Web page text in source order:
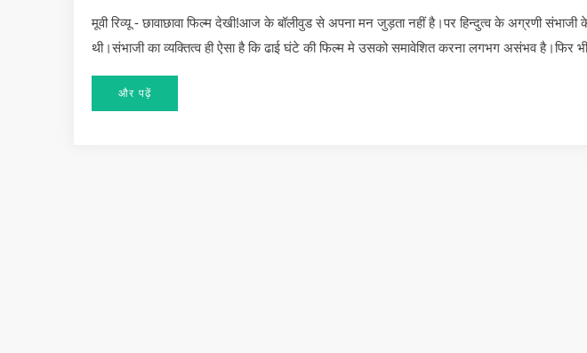
मूवी रिव्यू - छावाछावा फिल्म देखी!आज के बॉलीवुड से अपना मन जुड़ता नहीं है।पर हिन्दुत्व के अग्रणी संभाजी
थी।संभाजी का व्यक्तित्व ही ऐसा है कि ढाई घंटे की फिल्म मे उसको समावेशित करना लगभग असंभव है।फिर
और पढ़ें